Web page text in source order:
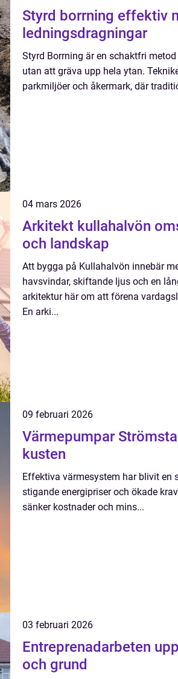
Styrd borrning effektiv metod för schaktfria
ledningsdragningar
Styrd Borrning är en schaktfri
utan att gräva upp hela ytan.
parkmiljöer och åkermark, där
04 mars 2026
Arkitekt kullahalvön omsorgsfull gestaltning mellan hav
och landskap
Att bygga på Kullahalvön innebär
havsvindar, skiftande ljus och en
arkitektur här om att förena
En arki...
09 februari 2026
Värmepumpar
kusten
Effektiva värmesystem har blivit en
stigande energipriser och ökade
sänker kostnader och mins...
03 februari 2026
Entreprenadarbeten uppsala så lyckas du
och grund